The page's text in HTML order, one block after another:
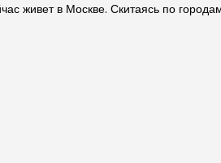
живет в Москве. Скитаясь по